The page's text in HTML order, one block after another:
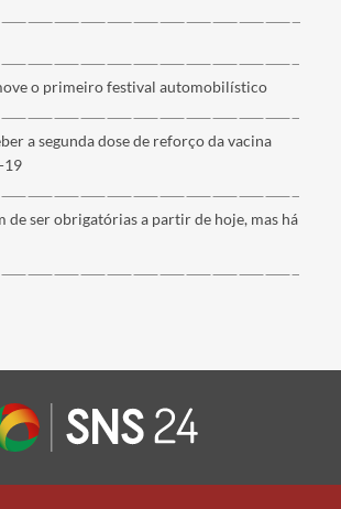
o primeiro festival automobilístico
a segunda dose de reforço da vacina
19
de ser obrigatórias a partir de hoje, mas há